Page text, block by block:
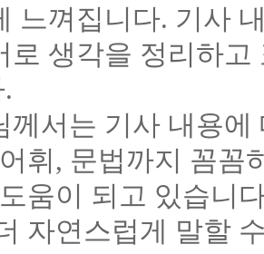
느껴집니다. 기사
로 생각을 정리하
께서는 기사 내용
휘, 문법까지 꼼꼼
움이 되고 있습니
자연스럽게 말할